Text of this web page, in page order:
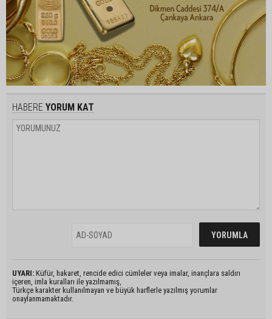
HABERE YORUM KAT
UYARI: Küfür, hakaret, rencide edici cümleler veya imalar, inançlara saldırı
içeren, imla kuralları ile yazılmamış,
Türkçe karakter kullanılmayan ve büyük harflerle yazılmış yorumlar
onaylanmamaktadır.